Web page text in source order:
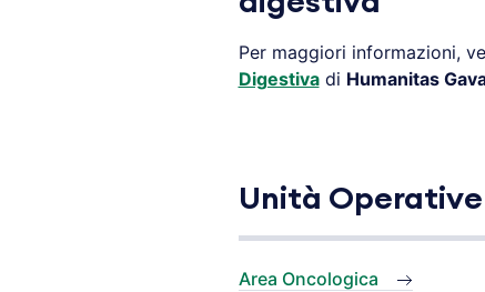
Per maggiori informazioni,
Digestivadi Humanitas
Unità Operative
Area Oncologica